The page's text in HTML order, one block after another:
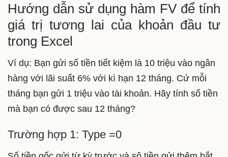
Hướng dẫn sử dụng hàm FV để tính
giá trị tương lai của khoản đầu tư
trong Excel
Ví dụ: Bạn gửi số tiền tiết kiệm là 10 triệu vào ngân
hàng với lãi suất 6% với kì hạn 12 tháng. Cứ mỗi
tháng bạn gửi 1 triệu vào tài khoản. Hãy tính số tiền
mà bạn có được sau 12 tháng?
Trường hợp 1: Type =0